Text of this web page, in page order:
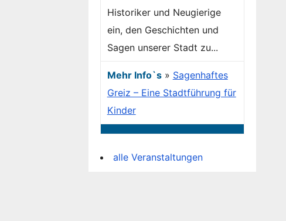
Historiker und Neugierige
ein, den Geschichten und
Sagen unserer Stadt zu...
Mehr Info`s» Sagenhaftes
Greiz – Eine Stadtführung für
Kinder
alle Veranstaltungen